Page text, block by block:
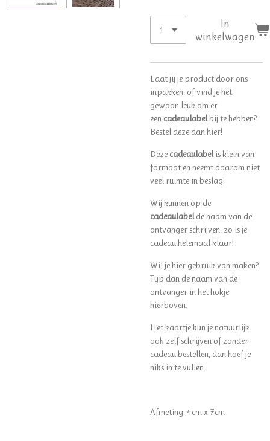
In
winkelwagen
Laat jij je product door ons
inpakken, of vind je het
gewoon leuk om er
een cadeaulabel bij te hebben?
Bestel deze dan hier!
Deze cadeaulabel is klein van
formaat en neemt daarom niet
veel ruimte in beslag!
Wij kunnen op de
cadeaulabel de naam van de
ontvanger schrijven, zo is je
cadeau helemaal klaar!
Wil je hier gebruik van maken?
Typ dan de naam van de
ontvanger in het hokje
hierboven.
Het kaartje kun je natuurlijk
ook zelf schrijven of zonder
cadeau bestellen, dan hoef je
niks in te vullen.
Afmeting: 4cm x 7cm